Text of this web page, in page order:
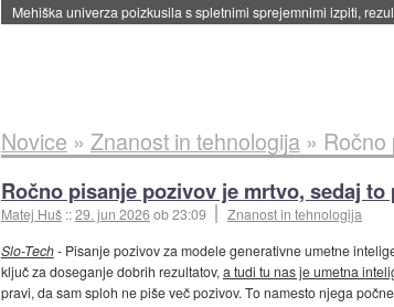
Evropska vesoljska agencija razvija svojo raketo za večkratno
Novice » Znanost in tehnologija»
Ročno pisanje pozivov je mrtvo, sedaj to
Matej Huš ::29. jun 2026ob 23:09
Znanost in tehnologija
Slo-Tech- Pisanje pozivov za modele generativne umetne
ključ za doseganje dobrih rezultatov, a tudi tu nas je umetna
pravi, da sam sploh ne piše več pozivov. To namesto njega